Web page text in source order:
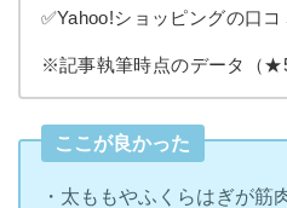
✅Yahoo!ショッピングの口
※記事執筆時点のデータ（
ここが良かった
・太ももやふくらはぎが筋